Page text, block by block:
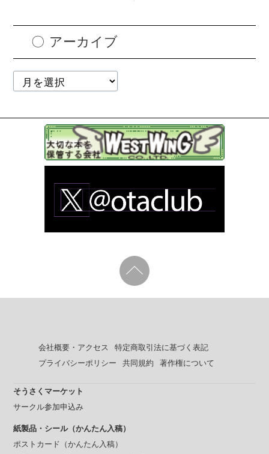
アーカイブ
会社概要・アクセス
特定商取引法に基づく表記
プライバシーポリシー
共同規約 著作権について
そうさくマーケット
サークル参加申込み
紙製品・シール（かんたん入稿）
ポストカード（かんたん入稿）